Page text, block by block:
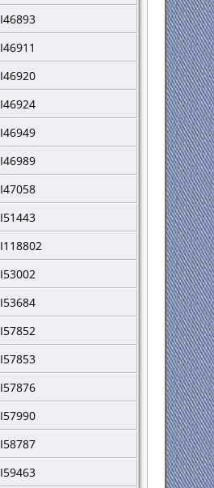
I46893
I46911
I46920
I46924
I46949
I46989
I47058
I51443
I118802
I53002
I53684
I57852
I57853
I57876
I57990
I58787
I59463